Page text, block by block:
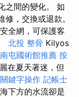
之間的變化。 如
，交換或退款。
全網，可保護客
北投 整骨 Kilyos
南屯國術館推薦 按
在夏天著迷，但
關鍵字操作 記帳士
下方的水流卻是